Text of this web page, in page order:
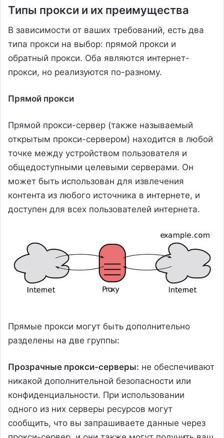
Типы прокси и их преимущества
В зависимости от ваших требований, есть два
типа прокси на выбор: прямой прокси и
обратный прокси. Оба являются интернет-
прокси, но реализуются по-разному.
Прямой прокси
Прямой прокси-сервер (также называемый
открытым прокси-сервером) находится в любой
точке между устройством пользователя и
общедоступными целевыми серверами. Он
может быть использован для извлечения
контента из любого источника в интернете, и
доступен для всех пользователей интернета.
Прямые прокси могут быть дополнительно
разделены на две группы:
Прозрачные прокси-серверы: не обеспечивают
никакой дополнительной безопасности или
конфиденциальности. При использовании
одного из них серверы ресурсов могут
сообщить, что вы запрашиваете данные через